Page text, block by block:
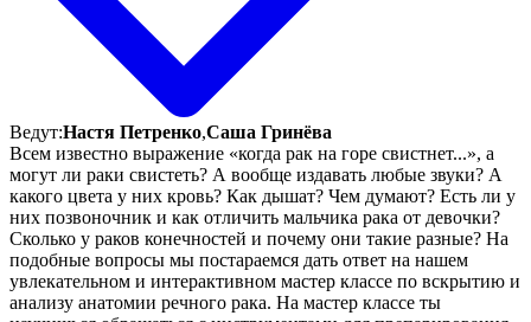
Ведут:Настя Петренко,Саша Гринёва
Всем известно выражение «когда рак на горе свистнет...», а
могут ли раки свистеть? А вообще издавать любые звуки? А
какого цвета у них кровь? Как дышат? Чем думают? Есть ли у
них позвоночник и как отличить мальчика рака от девочки?
Сколько у раков конечностей и почему они такие разные? На
подобные вопросы мы постараемся дать ответ на нашем
увлекательном и интерактивном мастер классе по вскрытию и
анализу анатомии речного рака. На мастер классе ты